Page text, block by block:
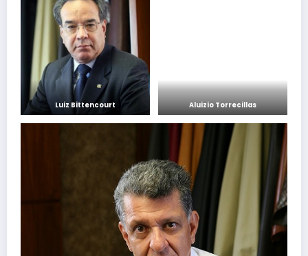
Luiz Bittencourt Aluizio Torrecillas